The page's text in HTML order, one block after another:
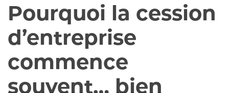
Pourquoi la cession
d’entreprise
commence
souvent… bien